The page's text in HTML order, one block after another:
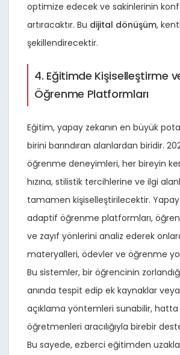
optimize edecek ve sakinlerinin
artıracaktır. Bu dijital dönüşüm,
şekillendirecektir.
4. Eğitimde Kişiselleştirme
Öğrenme Platformları
Eğitim, yapay zekanın en büyük
birini barındıran alanlardan biridir.
öğrenme deneyimleri, her bireyin
hızına, stilistik tercihlerine ve ilgi
tamamen kişiselleştirilecektir.
adaptif öğrenme platformları,
ve zayıf yönlerini analiz ederek
materyalleri, ödevler ve öğrenme
Bu sistemler, bir öğrencinin
anında tespit edip ek kaynaklar veya
açıklama yöntemleri sunabilir, hatta
öğretmenleri aracılığıyla birebir
Bu sayede, ezberci eğitimden